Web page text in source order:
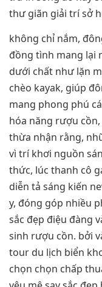
thư giãn giải trí sở
không chỉ nắm,
đồng tình mang lại
dưới chất như lặn
chèo kayak, giúp
mang phong phú
hóa năng rượu
thừa nhận rằng,
vì trí khơi nguồn
thức, lúc thanh cô
diễn tả sáng kiến
y, đóng góp nhiều
sắc đẹp điệu đàng
sinh rượu cồn. bởi
tour du lịch biển
chọn chọn chấp